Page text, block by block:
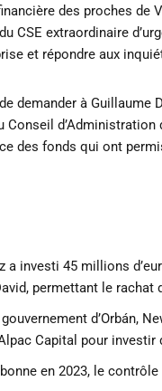
des proches de
CSE extraordinaire
et répondre aux
demander à Guillaume
d’Administration
des fonds qui ont
a investi 45 millions
permettant le rachat
d’Orbán,
Capital pour
en 2023, le contrôle